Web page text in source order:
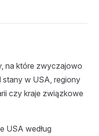
na które zwyczajowo
stany w USA, regiony
czy kraje związkowe
USA według